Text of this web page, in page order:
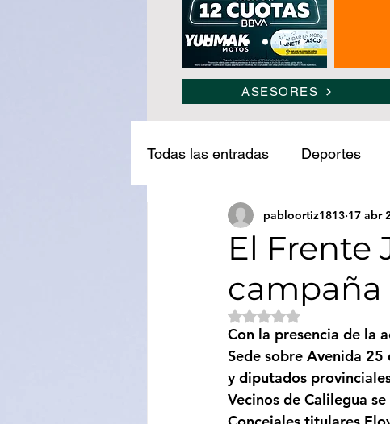
ASESORES
Todas las entradas Deportes
Narcotráfico Ledesma
Medio ambiente Turismo
Sociedad Educación
Categoría sin título Calilegua
El Frente
campaña
pabloortiz1813 17 abr
Obtuvo NaN de 5
Con la presencia de la
Sede sobre Avenida
y diputados
Vecinos de Calilegua